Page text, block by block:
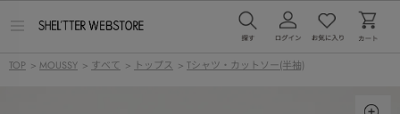
ー
TOP > MOUSSY > すべて > トップス > Tシャツ・カットソー(半袖)